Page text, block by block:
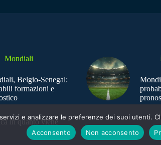
Mondiali
Belgio-Senegal:
formazioni e
in quanto viene
e analizzare le preferenze dei suoi utenti.
Acconsento
Non acconsento